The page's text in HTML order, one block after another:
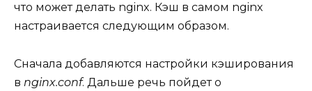
что может делать nginx. Кэш в самом nginx
настраивается следующим образом.
Сначала добавляются настройки кэширования
в nginx.conf. Дальше речь пойдет о